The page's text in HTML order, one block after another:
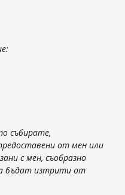
събирате,
от мен или
с мен, съобразно
бъдат изтрити от